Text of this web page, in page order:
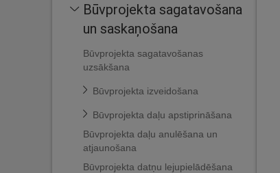
Būvprojekta sagatavošana
un saskaņošana
Būvprojekta sagatavošanas
uzsākšana
Būvprojekta izveidošana
Būvprojekta daļu apstiprināšana
Būvprojekta daļu anulēšana un
atjaunošana
Būvprojekta datņu lejupielādēšana